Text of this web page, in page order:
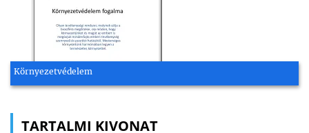
Környezetvédelem
TARTALMI KIVONAT